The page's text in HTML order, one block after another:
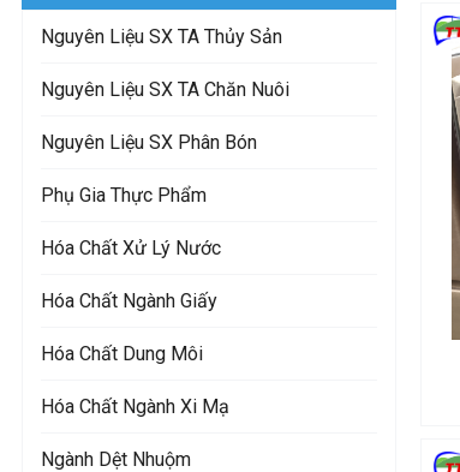
Nguyên Liệu SX TA Thủy Sản
Nguyên Liệu SX TA Chăn Nuôi
Nguyên Liệu SX Phân Bón
Phụ Gia Thực Phẩm
Hóa Chất Xử Lý Nước
Hóa Chất Ngành Giấy
Hóa Chất Dung Môi
Hóa Chất Ngành Xi Mạ
Ngành Dệt Nhuộm